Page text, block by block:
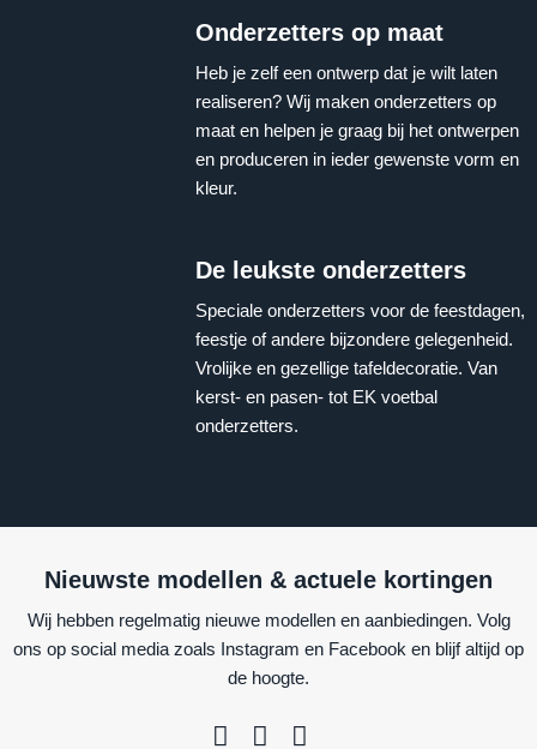
Onderzetters op maat
Heb je zelf een ontwerp dat je wilt laten
realiseren? Wij maken onderzetters op
maat en helpen je graag bij het ontwerpen
en produceren in ieder gewenste vorm en
kleur.
De leukste onderzetters
Speciale onderzetters voor de feestdagen,
feestje of andere bijzondere gelegenheid.
Vrolijke en gezellige tafeldecoratie. Van
kerst- en pasen- tot EK voetbal
onderzetters.
Nieuwste modellen & actuele kortingen
Wij hebben regelmatig nieuwe modellen en aanbiedingen. Volg
ons op social media zoals Instagram en Facebook en blijf altijd op
de hoogte.